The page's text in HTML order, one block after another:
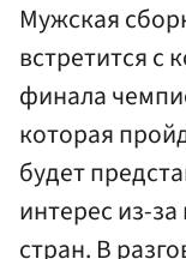
Мужская
встретится с
финала
которая
будет
интерес из-
стран. В